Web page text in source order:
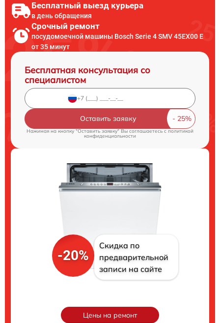
Бесплатный выезд курьера
в день обращения
Срочный ремонт
посудомоечной машины Bosch Serie 4 SMV 45EX00 E
от 35 минут
Бесплатная консультация со
специалистом
Оставить заявку
Нажимая на кнопку "Оставить заявку" Вы соглашаетесь cполитикой
конфиденциальности
-20%
Скидка по
предварительной
записи на сайте
Цены на ремонт